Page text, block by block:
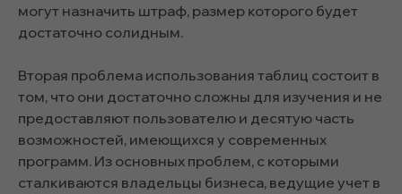
могут назначить штраф, размер которого будет
достаточно солидным.
Вторая проблема использования таблиц состоит в
том, что они достаточно сложны для изучения и не
предоставляют пользователю и десятую часть
возможностей, имеющихся у современных
программ. Из основных проблем, с которыми
сталкиваются владельцы бизнеса, ведущие учет в